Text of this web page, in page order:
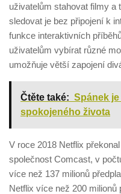
uživatelům stahovat filmy
sledovat je bez připojení k
funkce interaktivních
uživatelům vybírat různé
umožňuje větší zapojení
Čtěte také: Spánek
spokojeného života
V roce 2018 Netflix
společnost Comcast, v
více než 137 milionů
Netflix více než 200 milionů